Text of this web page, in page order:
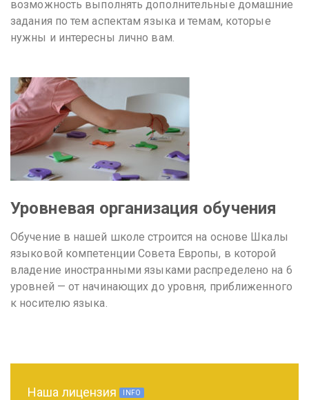
возможность выполнять дополнительные домашние
задания по тем аспектам языка и темам, которые
нужны и интересны лично вам.
Уровневая организация обучения
Обучение в нашей школе строится на основе Шкалы
языковой компетенции Совета Европы, в которой
владение иностранными языками распределено на 6
уровней — от начинающих до уровня, приближенного
к носителю языка.
Наша лицензия INFO